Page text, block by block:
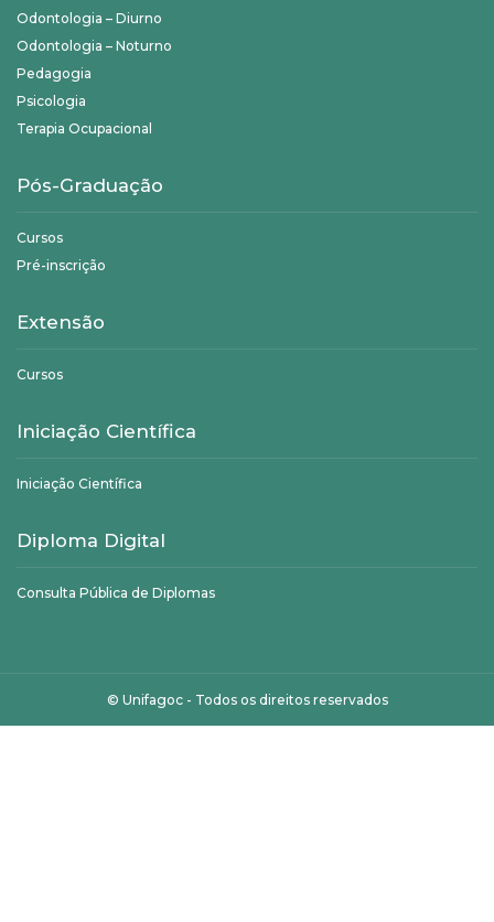
Odontologia – Diurno
Odontologia – Noturno
Pedagogia
Psicologia
Terapia Ocupacional
Pós-Graduação
Cursos
Pré-inscrição
Extensão
Cursos
Iniciação Científica
Iniciação Científica
Diploma Digital
Consulta Pública de Diplomas
© Unifagoc- Todos os direitos reservados